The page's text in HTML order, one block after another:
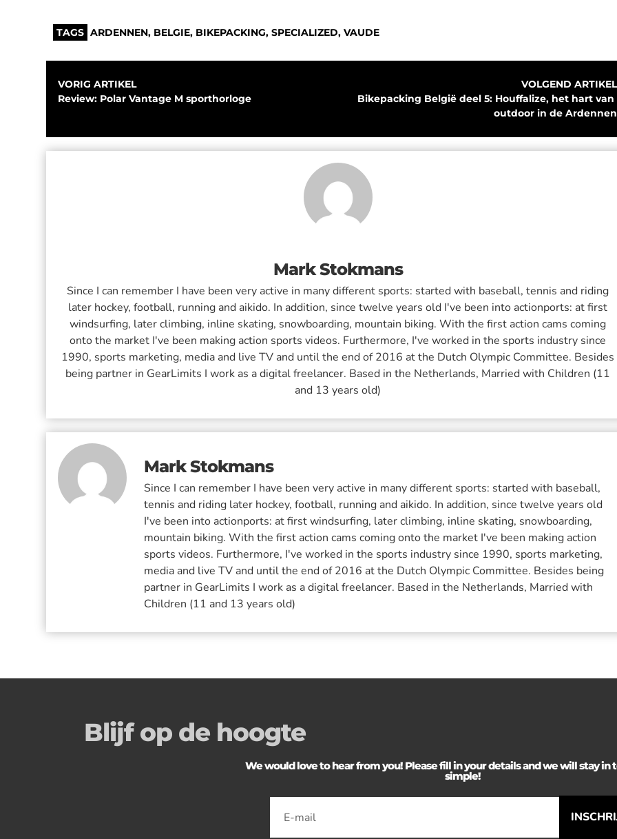
TAGS ARDENNEN, BELGIE, BIKEPACKING,SPECIALIZED,VAUDE
VORIG ARTIKEL
Review: Polar Vantage M sporthorloge
VOLGEND ARTIKEL
Bikepacking België deel 5: Houffalize, het hart van
outdoor in de Ardennen
Mark Stokmans
Since I can remember I have been very active in many different sports: started with baseball, tennis and riding
later hockey, football, running and aikido. In addition, since twelve years old I've been into actionports: at first
windsurfing, later climbing, inline skating, snowboarding, mountain biking. With the first action cams coming
onto the market I've been making action sports videos. Furthermore, I've worked in the sports industry since
1990, sports marketing, media and live TV and until the end of 2016 at the Dutch Olympic Committee. Besides
being partner in GearLimits I work as a digital freelancer. Based in the Netherlands, Married with Children (11
and 13 years old)
Mark Stokmans
Since I can remember I have been very active in many different sports: started with baseball,
tennis and riding later hockey, football, running and aikido. In addition, since twelve years old
I've been into actionports: at first windsurfing, later climbing, inline skating, snowboarding,
mountain biking. With the first action cams coming onto the market I've been making action
sports videos. Furthermore, I've worked in the sports industry since 1990, sports marketing,
media and live TV and until the end of 2016 at the Dutch Olympic Committee. Besides being
partner in GearLimits I work as a digital freelancer. Based in the Netherlands, Married with
Children (11 and 13 years old)
Blijf op de hoogte
We would love to hear from you! Please fill in your details and we will stay in
simple!